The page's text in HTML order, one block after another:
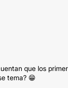
que los
tema? 😁